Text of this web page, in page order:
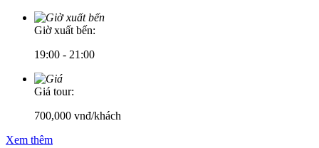
Giờ xuất bến:
19:00 - 21:00
Giá tour:
700,000 vnđ/khách
Xem thêm